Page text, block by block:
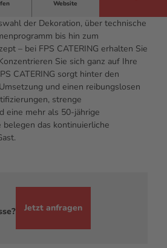
Website
der Dekoration, über technische
bis hin zum
– bei FPS CATERING erhalten Sie
Sie sich ganz auf Ihre
CATERING sorgt hinter den
und einen reibungslosen
strenge
eine mehr als 50-jährige
das kontinuierliche
Jetzt anfragen